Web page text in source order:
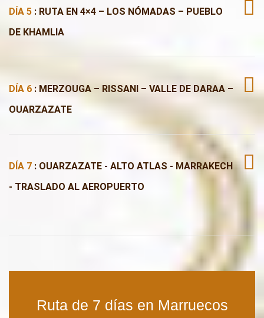
DÍA 5 : RUTA EN 4×4 – LOS NÓMADAS – PUEBLO
DE KHAMLIA
DÍA 6 : MERZOUGA – RISSANI – VALLE DE DARAA –
OUARZAZATE
DÍA 7 : OUARZAZATE - ALTO ATLAS - MARRAKECH
- TRASLADO AL AEROPUERTO
Ruta de 7 días en Marruecos